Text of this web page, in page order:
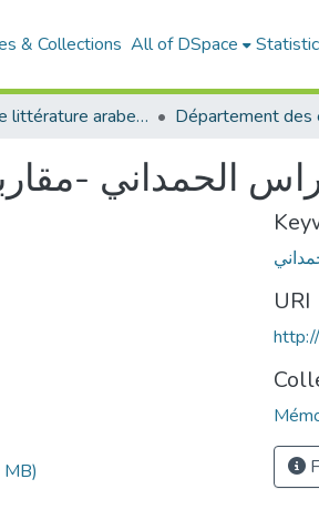
& Collections All of DSpace
Faculté de littérature arabe et des arts
الحمداني -
URI